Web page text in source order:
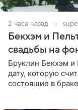
2 часа назад
Бекхэм и
свадьбы на
Бруклин Бекхэм
дату, которую
состоящие в